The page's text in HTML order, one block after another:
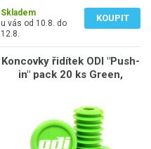
Skladem
u vás od 10.8. do
12.8.
KOUPIT
Koncovky řidítek ODI "Push-
in" pack 20 ks Green,